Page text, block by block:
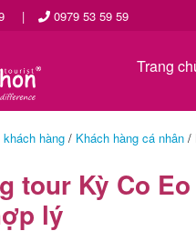
| 0979 53 59 59
Trang
hàng / Khách hàng cá nhân /
tour Kỳ Co
lý